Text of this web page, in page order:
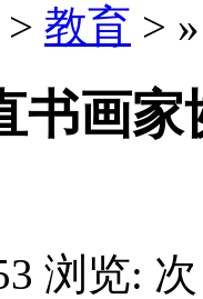
> 教育 >
书画
浏览: 次